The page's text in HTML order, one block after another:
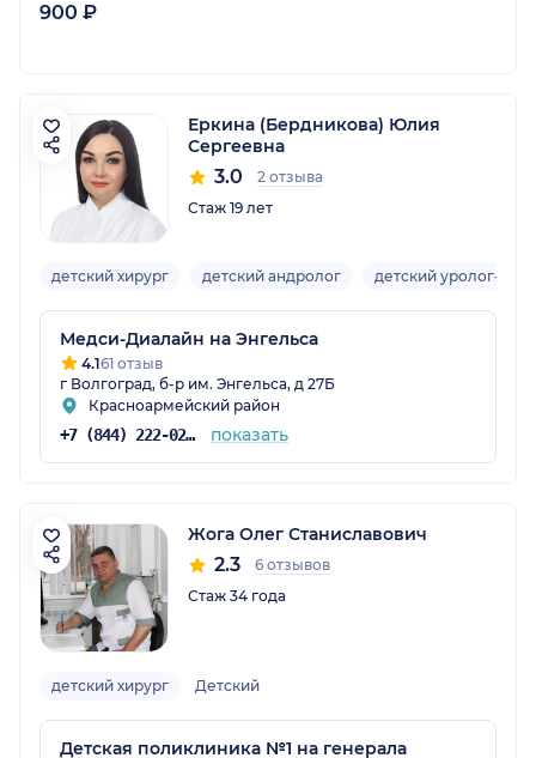
900 ₽
Еркина (Бердникова) Юлия
Сергеевна
3.0
2 отзыва
Стаж 19 лет
детский хирург детский андролог детский уролог-
Медси-Диалайн на Энгельса
4.161 отзыв
г Волгоград, б-р им. Энгельса, д 27Б
Красноармейский район
+7 (844) 222-02-20 показать
Жога Олег Станиславович
2.3
6 отзывов
Стаж 34 года
детский хирург Детский
Детская поликлиника №1 на генерала